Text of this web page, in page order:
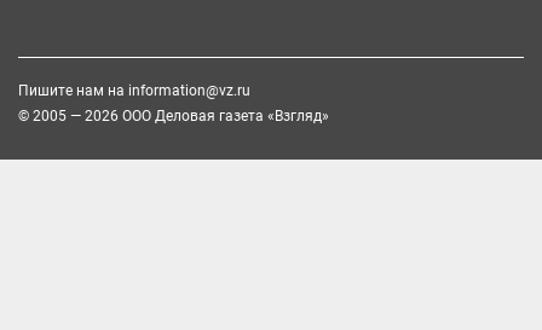
Пишите нам на information@vz.ru
© 2005 — 2026 ООО Деловая газета «Взгляд»